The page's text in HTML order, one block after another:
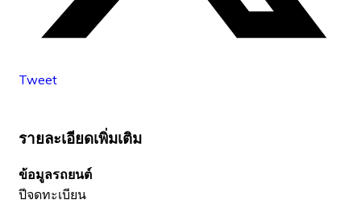
Tweet
รายละเอียดเพิ่มเติม
ข้อมูลรถยนต์
ปีจดทะเบียน